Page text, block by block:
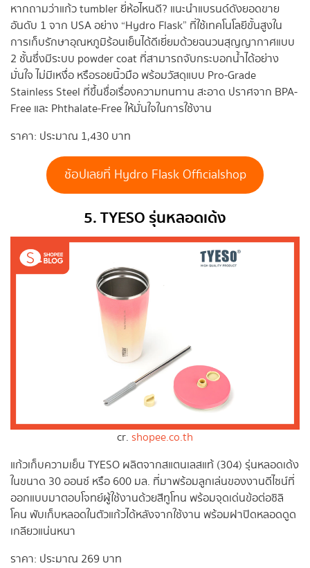
หากถามว่าแก้ว tumbler ยี่ห้อไหนดี? แนะนำแบรนด์ดังยอดขาย
อันดับ 1 จาก USA อย่าง “Hydro Flask” ที่ใช้เทคโนโลยีขั้นสูงใน
การเก็บรักษาอุณหภูมิร้อนเย็นได้ดีเยี่ยมด้วยฉนวนสุญญากาศแบบ
2 ชั้นซึ่งมีระบบ powder coat ที่สามารถจับกระบอกน้ำได้อย่าง
มั่นใจ ไม่มีเหงื่อ หรือรอยนิ้วมือ พร้อมวัสดุแบบ Pro-Grade
Stainless Steel ที่ขึ้นชื่อเรื่องความทนทาน สะอาด ปราศจาก BPA-
Free และ Phthalate-Free ให้มั่นใจในการใช้งาน
ราคา: ประมาณ 1,430 บาท
ช้อปเลยที่ Hydro Flask Officialshop
5. TYESO รุ่นหลอดเด้ง
cr. shopee.co.th
แก้วเก็บความเย็น TYESO ผลิตจากสแตนเลสแท้ (304) รุ่นหลอดเด้ง
ในขนาด 30 ออนซ์ หรือ 600 มล. ที่มาพร้อมลูกเล่นของงานดีไซน์ที่
ออกแบบมาตอบโจทย์ผู้ใช้งานด้วยสีทูโทน พร้อมจุดเด่นข้อต่อซิลิ
โคน พับเก็บหลอดในตัวแก้วได้หลังจากใช้งาน พร้อมฝาปิดหลอดดูด
เกลียวแน่นหนา
ราคา: ประมาณ 269 บาท